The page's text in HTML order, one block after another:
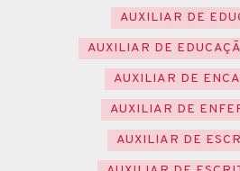
AUXILIAR DE
AUXILIAR DE
AUXILIAR DE
AUXILIAR DE
AUXILIAR DE